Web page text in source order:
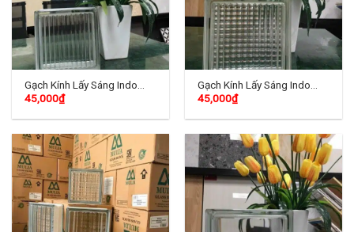
Gạch Kính Lấy Sáng Indo
TD-07
45,000₫
Gạch Kính Lấy Sáng Indo
TD-08
45,000₫